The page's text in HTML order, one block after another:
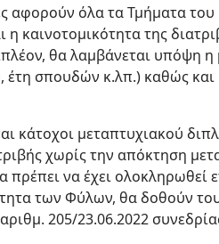
αφορούν όλα τα Τμήματα
καινοτομικότητα της
θα λαμβάνεται υπόψη
σπουδών κ.λπ.) καθώς και
κάτοχοι μεταπτυχιακού
χωρίς την απόκτηση
να έχει ολοκληρωθεί
των Φύλων, θα δοθούν
205/23.06.2022